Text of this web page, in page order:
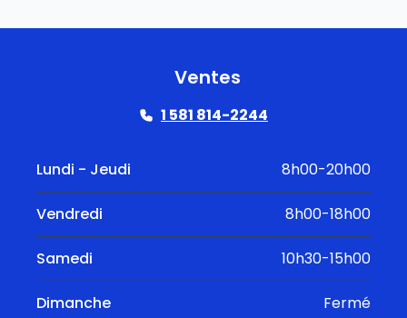
Ventes
1 581 814-2244
Lundi - Jeudi 8h00-20h00
Vendredi 8h00-18h00
Samedi 10h30-15h00
Dimanche Fermé